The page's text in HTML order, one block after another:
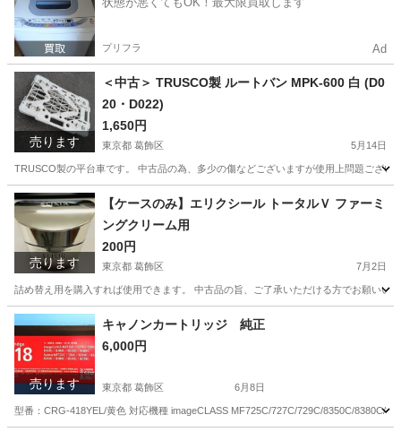
プリフラ Ad
売ります
＜中古＞ TRUSCO製 ルートバン MPK-600 白 (D0
20・D022)
1,650円
東京都 葛飾区 5月14日
TRUSCO製の平台車です。 中古品の為、多少の傷などございますが使用上問題ござ
東京 葛飾区 その他 不良品
売ります
【ケースのみ】エリクシール トータルＶ ファーミ
ングクリーム用
200円
東京都 葛飾区 7月2日
詰め替え用を購入すれば使用できます。 中古品の旨、ご了承いただける方でお願い
東京 葛飾区 その他 クリーム
売ります
キャノンカートリッジ 純正
6,000円
東京都 葛飾区 6月8日
型番：CRG-418YEL/黄色 対応機種 imageCLASS MF725C/727C/729C/8350C/8380C/